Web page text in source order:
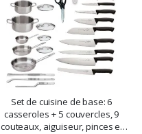
Set de cuisine de base: 6
casseroles + 5 couvercles, 9
couteaux, aiguiseur, pinces et